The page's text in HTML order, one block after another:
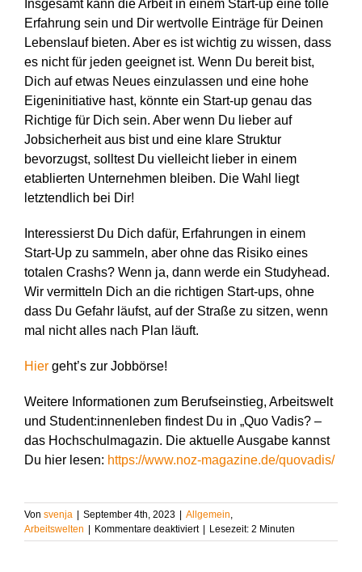
Insgesamt kann die Arbeit in einem Start-up eine tolle
Erfahrung sein und Dir wertvolle Einträge für Deinen
Lebenslauf bieten. Aber es ist wichtig zu wissen, dass
es nicht für jeden geeignet ist. Wenn Du bereit bist,
Dich auf etwas Neues einzulassen und eine hohe
Eigeninitiative hast, könnte ein Start-up genau das
Richtige für Dich sein. Aber wenn Du lieber auf
Jobsicherheit aus bist und eine klare Struktur
bevorzugst, solltest Du vielleicht lieber in einem
etablierten Unternehmen bleiben. Die Wahl liegt
letztendlich bei Dir!
Interessierst Du Dich dafür, Erfahrungen in einem
Start-Up zu sammeln, aber ohne das Risiko eines
totalen Crashs? Wenn ja, dann werde ein Studyhead.
Wir vermitteln Dich an die richtigen Start-ups, ohne
dass Du Gefahr läufst, auf der Straße zu sitzen, wenn
mal nicht alles nach Plan läuft.
Hiergeht’s zur Jobbörse!
Weitere Informationen zum Berufseinstieg, Arbeitswelt
und Student:innenleben findest Du in „Quo Vadis? ­­–
das Hochschulmagazin. Die aktuelle Ausgabe kannst
Du hier lesen: https://www.noz-magazine.de/quovadis/
Von svenja September 4th, 2023 Allgemein,
Arbeitswelten
Kommentare deaktiviertfür
Warum
Lesezeit: 2 Minuten